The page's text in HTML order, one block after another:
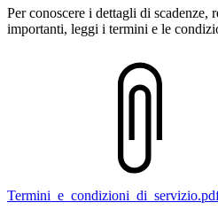
Per conoscere i dettagli di scadenze,
importanti, leggi i termini e le